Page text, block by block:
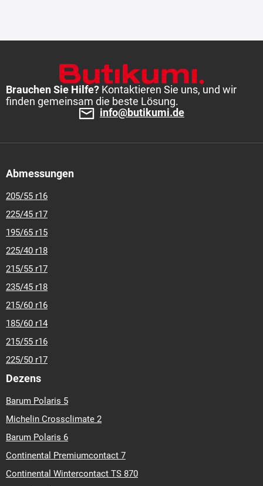
Brauchen Sie Hilfe? Kontaktieren Sie uns, und wir
finden gemeinsam die beste Lösung.
info@butikumi.de
Abmessungen
205/55 r16
225/45 r17
195/65 r15
225/40 r18
215/55 r17
235/45 r18
215/60 r16
185/60 r14
215/55 r16
225/50 r17
Dezens
Barum Polaris 5
Michelin Crossclimate 2
Barum Polaris 6
Continental Premiumcontact 7
Continental Wintercontact TS 870